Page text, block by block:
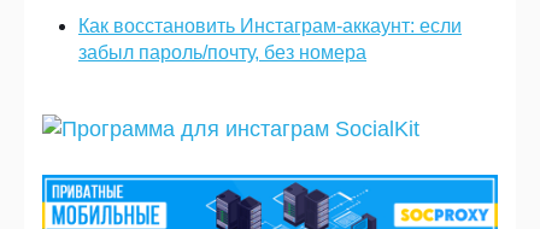
Как восстановить Инстаграм-аккаунт: если
забыл пароль/почту, без номера